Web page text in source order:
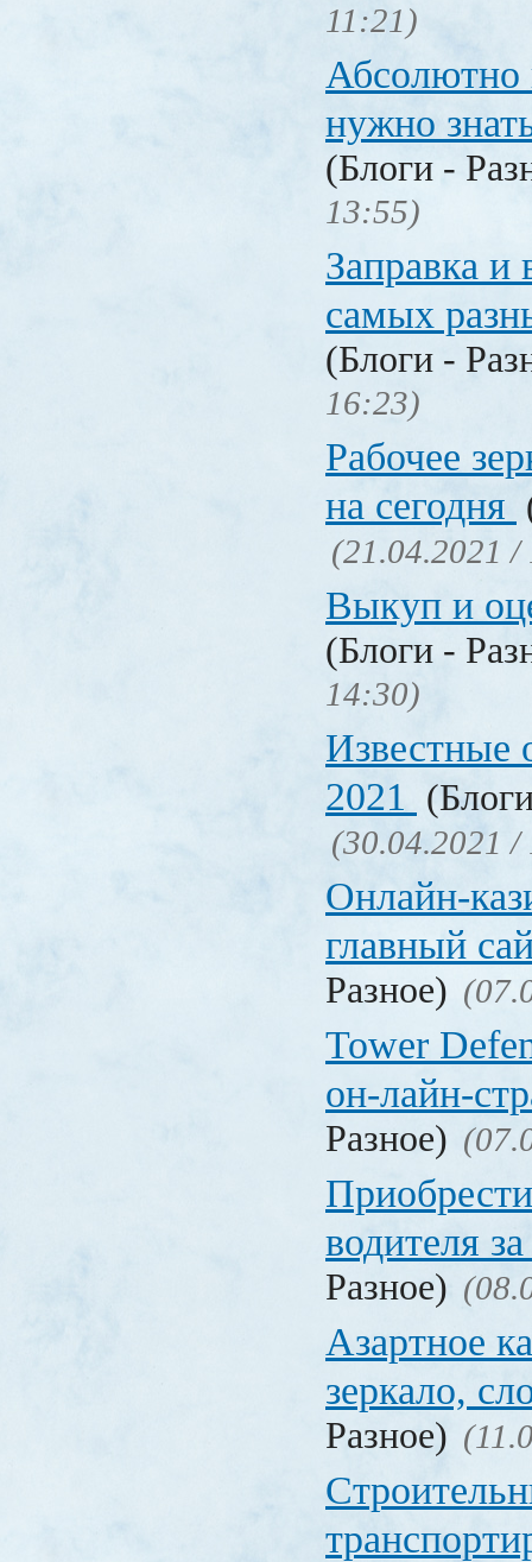
11:21)
Абсолютно
нужно
(Блоги -
13:55)
Заправка и
самых
(Блоги -
16:23)
Рабочее
на сегодня
(21.04.2021 /
Выкуп и
(Блоги -
14:30)
Известные
2021
(30.04.2021 /
Онлайн-
главный
Разное)
Tower
он-лайн-
Разное)
водителя
Разное)
Азартное
зеркало,
Разное)